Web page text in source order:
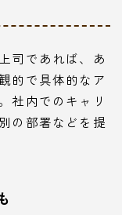
司であれば、あ
的で具体的なア
社内でのキャリ
の部署などを提